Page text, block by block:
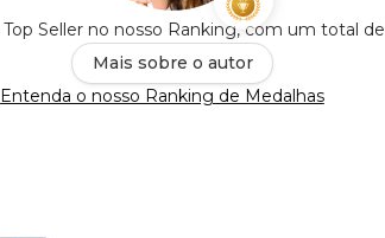
Seller no nosso Ranking, com um total de
Mais sobre o autor
Entenda o nosso Ranking de Medalhas